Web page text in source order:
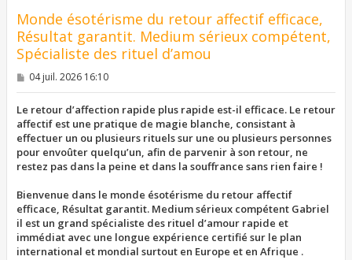
Monde ésotérisme du retour affectif efficace,
Résultat garantit. Medium sérieux compétent,
Spécialiste des rituel d’amou
M
s
a
g
e
04 juil. 2026 16:10
Le retour d’affection rapide plus rapide est-il efficace. Le retour
affectif est une pratique de magie blanche, consistant à
effectuer un ou plusieurs rituels sur une ou plusieurs personnes
pour envoûter quelqu’un, afin de parvenir à son retour, ne
restez pas dans la peine et dans la souffrance sans rien faire !
Bienvenue dans le monde ésotérisme du retour affectif
efficace, Résultat garantit. Medium sérieux compétent Gabriel
il est un grand spécialiste des rituel d’amour rapide et
immédiat avec une longue expérience certifié sur le plan
international et mondial surtout en Europe et en Afrique .